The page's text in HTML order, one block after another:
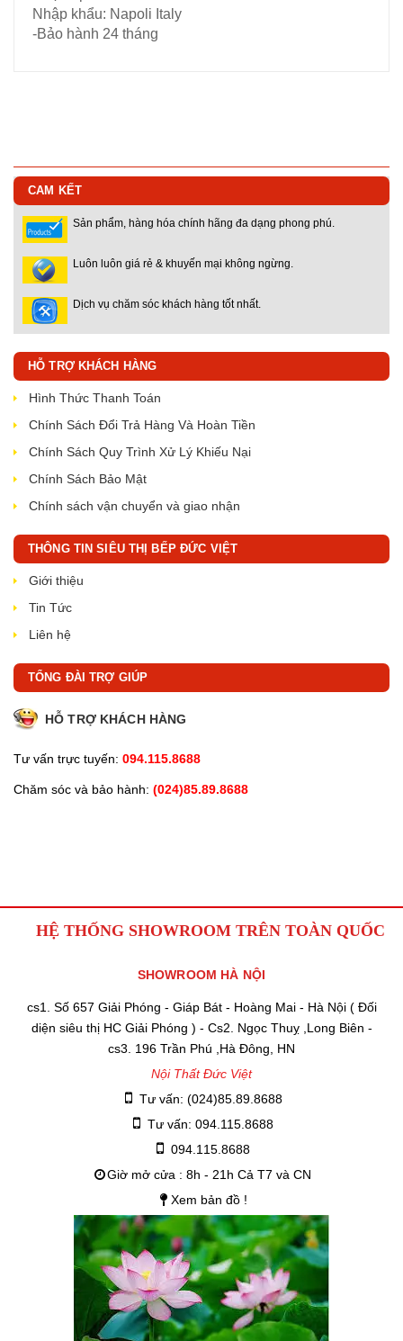
Nhập khẩu: Napoli Italy
-Bảo hành 24 tháng
CAM KẾT
Sản phẩm, hàng hóa chính hãng đa dạng phong phú.
Luôn luôn giá rẻ & khuyến mại không ngừng.
Dịch vụ chăm sóc khách hàng tốt nhất.
HỖ TRỢ KHÁCH HÀNG
Hình Thức Thanh Toán
Chính Sách Đổi Trả Hàng Và Hoàn Tiền
Chính Sách Quy Trình Xử Lý Khiếu Nại
Chính Sách Bảo Mật
Chính sách vận chuyển và giao nhận
THÔNG TIN SIÊU THỊ BẾP ĐỨC VIỆT
Giới thiệu
Tin Tức
Liên hệ
TỔNG ĐÀI TRỢ GIÚP
HỖ TRỢ KHÁCH HÀNG
Tư vấn trực tuyến: 094.115.8688
Chăm sóc và bảo hành: (024)85.89.8688
HỆ THỐNG SHOWROOM TRÊN TOÀN QUỐC
SHOWROOM HÀ NỘI
cs1. Số 657 Giải Phóng - Giáp Bát - Hoàng Mai - Hà Nội ( Đối
diện siêu thị HC Giải Phóng ) - Cs2. Ngọc Thuỵ ,Long Biên -
cs3. 196 Trần Phú ,Hà Đông, HN
Nội Thất Đức Việt
Tư vấn: (024)85.89.8688
Tư vấn: 094.115.8688
094.115.8688
Giờ mở cửa : 8h - 21h Cả T7 và CN
Xem bản đồ !